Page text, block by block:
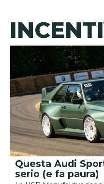
Questa Audi
serio (e fa paura)